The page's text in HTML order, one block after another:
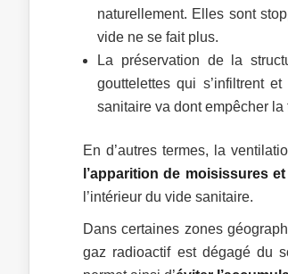
naturellement. Elles sont
vide ne se fait plus.
La préservation de la
gouttelettes qui s’infiltrent
sanitaire va dont empêcher
En d’autres termes, la
l’apparition de moisissures
l’intérieur du vide sanitaire.
Dans certaines zones
gaz radioactif est dégagé du